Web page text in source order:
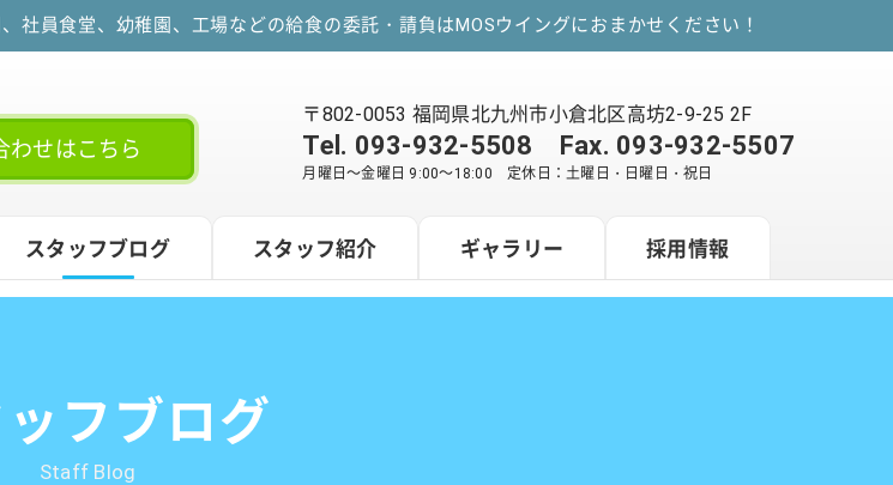
員食堂、幼稚園、工場などの給食の委託・請負はMOSウイングにおまかせください！
わせはこちら
〒802-0053 福岡県北九州市小倉北区高坊2-9-25 2F
Tel. 093-932-5508 Fax. 093-932-5507
月曜日～金曜日 9:00～18:00 定休日：土曜日・日曜日・祝日
スタッフブログ スタッフ紹介 ギャラリー 採用情報
フブログ
Staff Blog